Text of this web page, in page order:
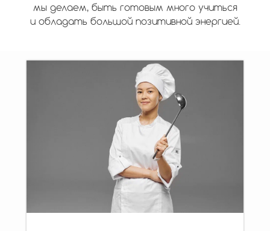
мы делаем, быть готовым много учиться
и обладать большой позитивной энергией.